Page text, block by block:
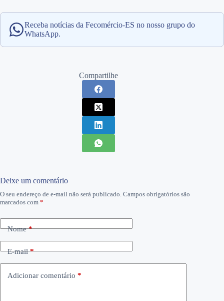
Receba notícias da Fecomércio-ES no nosso grupo do
WhatsApp.
Compartilhe
Deixe um comentário
O seu endereço de e-mail não será publicado. Campos obrigatórios são
marcados com *
Nome*
E-mail*
Adicionar comentário *